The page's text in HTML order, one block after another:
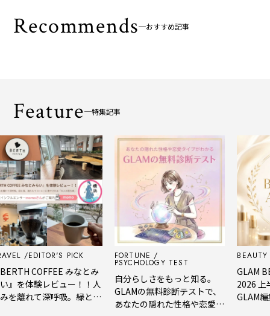
Recommends おすすめ記事
Feature 特集記事
EDITOR'S PICK
COFFEE みなとみ
体験レビュー！！人
れて深呼吸。緑と
FORTUNE
PSYCHOLOGY TEST
自分らしさをもっと知る。
GLAMの無料診断テストで、
あなたの隠れた性格や恋愛タ
BEAUTY
GLAM
2026 上半
GLAM編集部